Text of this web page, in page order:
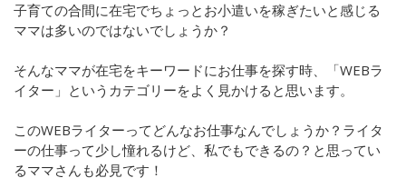
子育ての合間に在宅でちょっとお小遣いを稼ぎたいと感じる
ママは多いのではないでしょうか？
そんなママが在宅をキーワードにお仕事を探す時、「WEBラ
イター」というカテゴリーをよく見かけると思います。
このWEBライターってどんなお仕事なんでしょうか？ライタ
ーの仕事って少し憧れるけど、私でもできるの？と思ってい
るママさんも必見です！